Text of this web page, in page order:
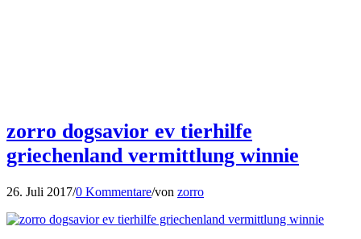
zorro dogsavior ev tierhilfe
griechenland vermittlung winnie
26. Juli 2017/0 Kommentare/von zorro